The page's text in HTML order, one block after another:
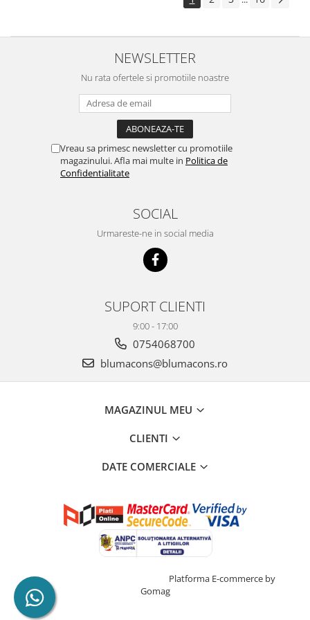
NEWSLETTER
Nu rata ofertele si promotiile noastre
Vreau sa primesc newsletter cu promotiile
magazinului. Afla mai multe in Politica de
Confidentialitate
SOCIAL
Urmareste-ne in social media
SUPORT CLIENTI
9:00 - 17:00
0754068700
blumacons@blumacons.ro
MAGAZINUL MEU
CLIENTI
DATE COMERCIALE
Creat cu ❤ și cu 🧠 de Dan Trifan Platforma E-commerce by
Gomag